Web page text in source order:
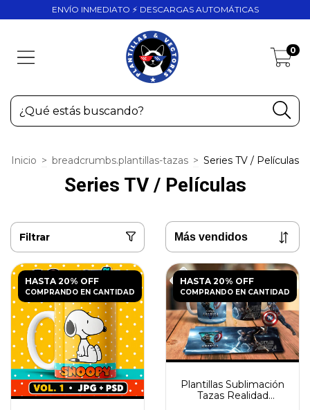
ENVÍO INMEDIATO ⚡ DESCARGAS AUTOMÁTICAS
0
Inicio > breadcrumbs.plantillas-tazas > Series TV / Películas
Series TV / Películas
Filtrar
HASTA 20% OFF
COMPRANDO EN CANTIDAD
HASTA 20% OFF
COMPRANDO EN CANTIDAD
Plantillas Sublimación
Tazas Realidad